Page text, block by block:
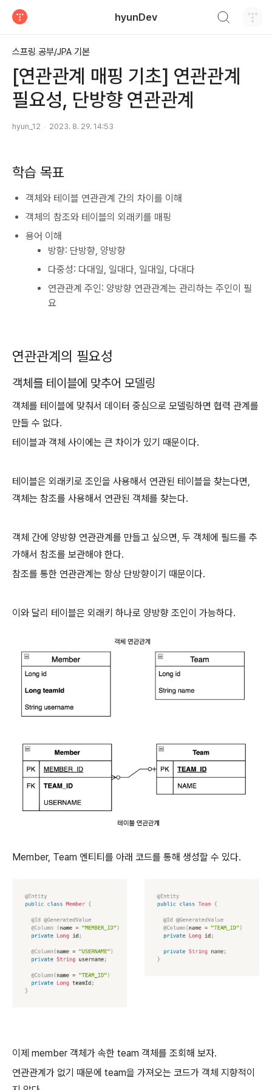
hyunDev
스프링 공부/JPA 기본
[연관관계 매핑 기초] 연관관계
필요성, 단방향 연관관계
hyun_12 2023. 8. 29. 14:53
학습 목표
객체와 테이블 연관관계 간의 차이를 이해
객체의 참조와 테이블의 외래키를 매핑
용어 이해
방향: 단방향, 양방향
다중성: 다대일, 일대다, 일대일, 다대다
연관관계 주인: 양방향 연관관계는 관리하는 주인이 필
요
연관관계의 필요성
객체를 테이블에 맞추어 모델링
객체를 테이블에 맞춰서 데이터 중심으로 모델링하면 협력 관계를
만들 수 없다.
테이블과 객체 사이에는 큰 차이가 있기 때문이다.
테이블은 외래키로 조인을 사용해서 연관된 테이블을 찾는다면,
객체는 참조를 사용해서 연관된 객체를 찾는다.
객체 간에 양방향 연관관계를 만들고 싶으면, 두 객체에 필드를 추
가해서 참조를 보관해야 한다.
참조를 통한 연관관계는 항상 단방향이기 때문이다.
이와 달리 테이블은 외래키 하나로 양방향 조인이 가능하다.
Member, Team 엔티티를 아래 코드를 통해 생성할 수 있다.
이제 member 객체가 속한 team 객체를 조회해 보자.
연관관계가 없기 때문에 team을 가져오는 코드가 객체 지향적이